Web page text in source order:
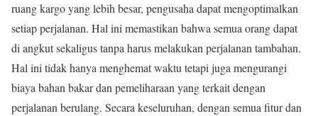
ruang kargo yang lebih besar, pengusaha dapat mengoptimalkan
setiap perjalanan. Hal ini memastikan bahwa semua orang dapat
di angkut sekaligus tanpa harus melakukan perjalanan tambahan.
Hal ini tidak hanya menghemat waktu tetapi juga mengurangi
biaya bahan bakar dan pemeliharaan yang terkait dengan
perjalanan berulang. Secara keseluruhan, dengan semua fitur dan